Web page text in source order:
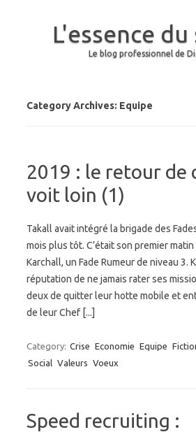
L'essence
Le blog professionnel de
Category Archives: Equipe
2019 : le retour de
voit loin (1)
Takall avait intégré la brigade des
mois plus tôt. C’était son premier
Karchall, un Fade Rumeur de niveau 3.
réputation de ne jamais rater ses
deux de quitter leur hotte mobile et
de leur Chef [...]
Category: Crise Economie Equipe
Social Valeurs Voeux
Speed recruiting :